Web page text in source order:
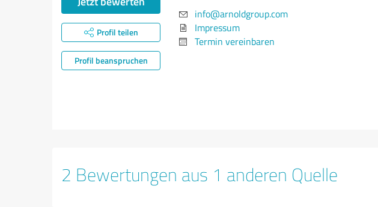
Profil teilen
Profil beanspruchen
info@arnoldgroup.com
Impressum
Termin vereinbaren
2 Bewertungen aus 1 anderen Quelle